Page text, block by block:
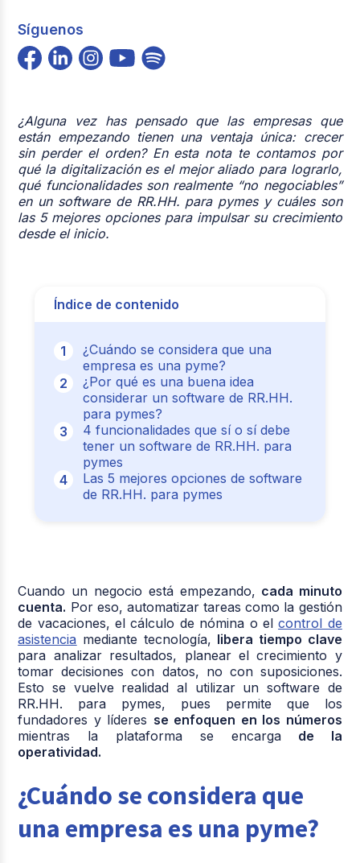
Síguenos
¿Alguna vez has pensado que las empresas que
están empezando tienen una ventaja única: crecer
sin perder el orden? En esta nota te contamos por
qué la digitalización es el mejor aliado para lograrlo,
qué funcionalidades son realmente “no negociables”
en un software de RR.HH. para pymes y cuáles son
las 5 mejores opciones para impulsar su crecimiento
desde el inicio.
Índice de contenido
¿Cuándo se considera que una
empresa es una pyme?
¿Por qué es una buena idea
considerar un software de RR.HH.
para pymes?
4 funcionalidades que sí o sí debe
tener un software de RR.HH. para
pymes
Las 5 mejores opciones de software
de RR.HH. para pymes
Cuando un negocio está empezando, cada minuto
cuenta. Por eso, automatizar tareas como la gestión
de vacaciones, el cálculo de nómina o elcontrol de
asistencia mediante tecnología, libera tiempo clave
para analizar resultados, planear el crecimiento y
tomar decisiones con datos, no con suposiciones.
Esto se vuelve realidad al utilizar un software de
RR.HH. para pymes, pues permite que los
fundadores y líderes se enfoquen en los números
mientras la plataforma se encargade la
operatividad.
¿Cuándo se considera que
una empresa es una pyme?